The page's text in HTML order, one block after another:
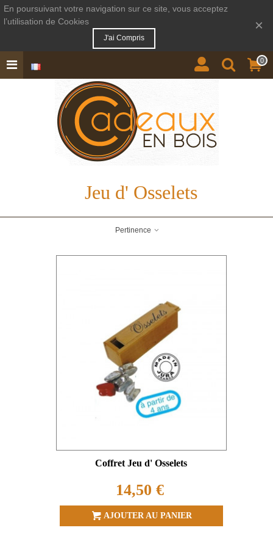
En poursuivant votre navigation sur ce site, vous acceptez
l’utilisation de Cookies
J'ai Compris
×
0
Jeu d' Osselets
Pertinence
Coffret Jeu d' Osselets
14,50 €
AJOUTER AU PANIER